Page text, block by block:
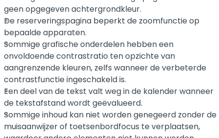
geen opgegeven achtergrondkleur.
De reserveringspagina beperkt de zoomfunctie op
bepaalde apparaten.
Sommige grafische onderdelen hebben een
onvoldoende contrastratio ten opzichte van
aangrenzende kleuren, zelfs wanneer de verbeterde
contrastfunctie ingeschakeld is.
Een deel van de tekst valt weg in de kalender wanneer
de tekstafstand wordt geëvalueerd.
Sommige inhoud kan niet worden genegeerd zonder de
muisaanwijzer of toetsenbordfocus te verplaatsen,